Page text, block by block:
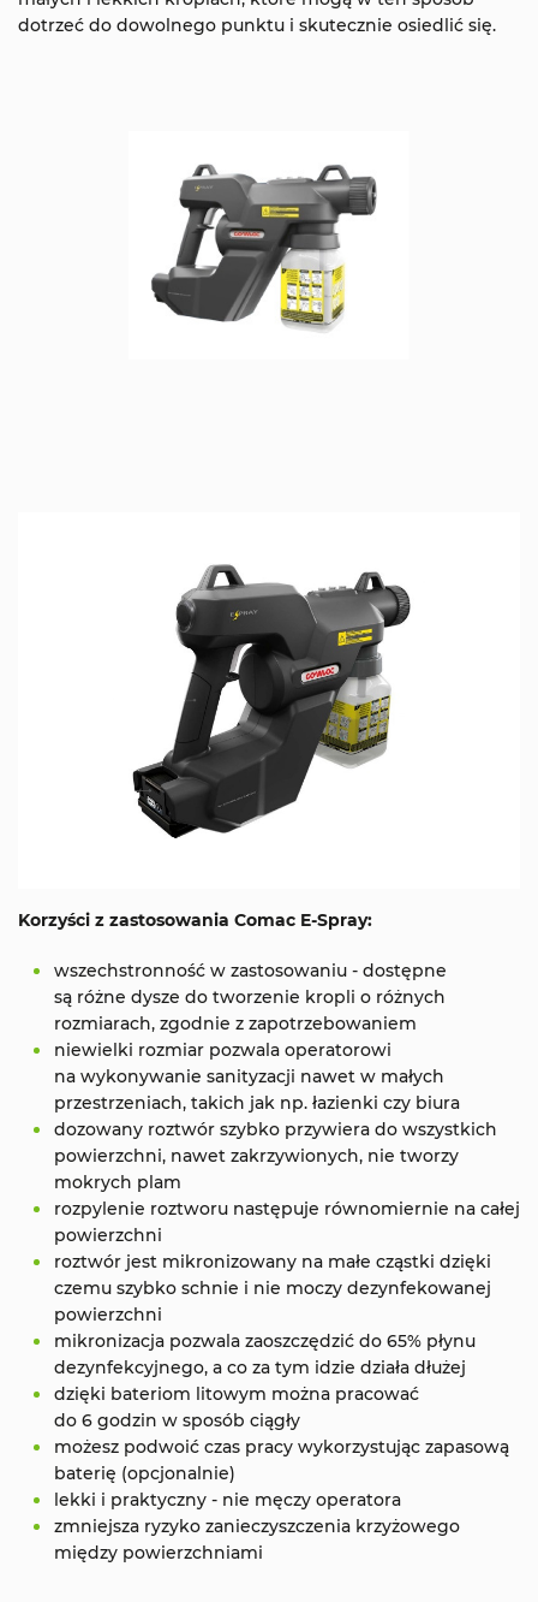
dotrzeć do dowolnego punktu i skutecznie osiedlić się.
Korzyści z zastosowania Comac E-Spray:
wszechstronność w zastosowaniu - dostępne
są różne dysze do tworzenie kropli o różnych
rozmiarach, zgodnie z zapotrzebowaniem
niewielki rozmiar pozwala operatorowi
na wykonywanie sanityzacji nawet w małych
przestrzeniach, takich jak np. łazienki czy biura
dozowany roztwór szybko przywiera do wszystkich
powierzchni, nawet zakrzywionych, nie tworzy
mokrych plam
rozpylenie roztworu następuje równomiernie na całej
powierzchni
roztwór jest mikronizowany na małe cząstki dzięki
czemu szybko schnie i nie moczy dezynfekowanej
powierzchni
mikronizacja pozwala zaoszczędzić do 65% płynu
dezynfekcyjnego, a co za tym idzie działa dłużej
dzięki bateriom litowym można pracować
do 6 godzin w sposób ciągły
możesz podwoić czas pracy wykorzystując zapasową
baterię (opcjonalnie)
lekki i praktyczny - nie męczy operatora
zmniejsza ryzyko zanieczyszczenia krzyżowego
między powierzchniami